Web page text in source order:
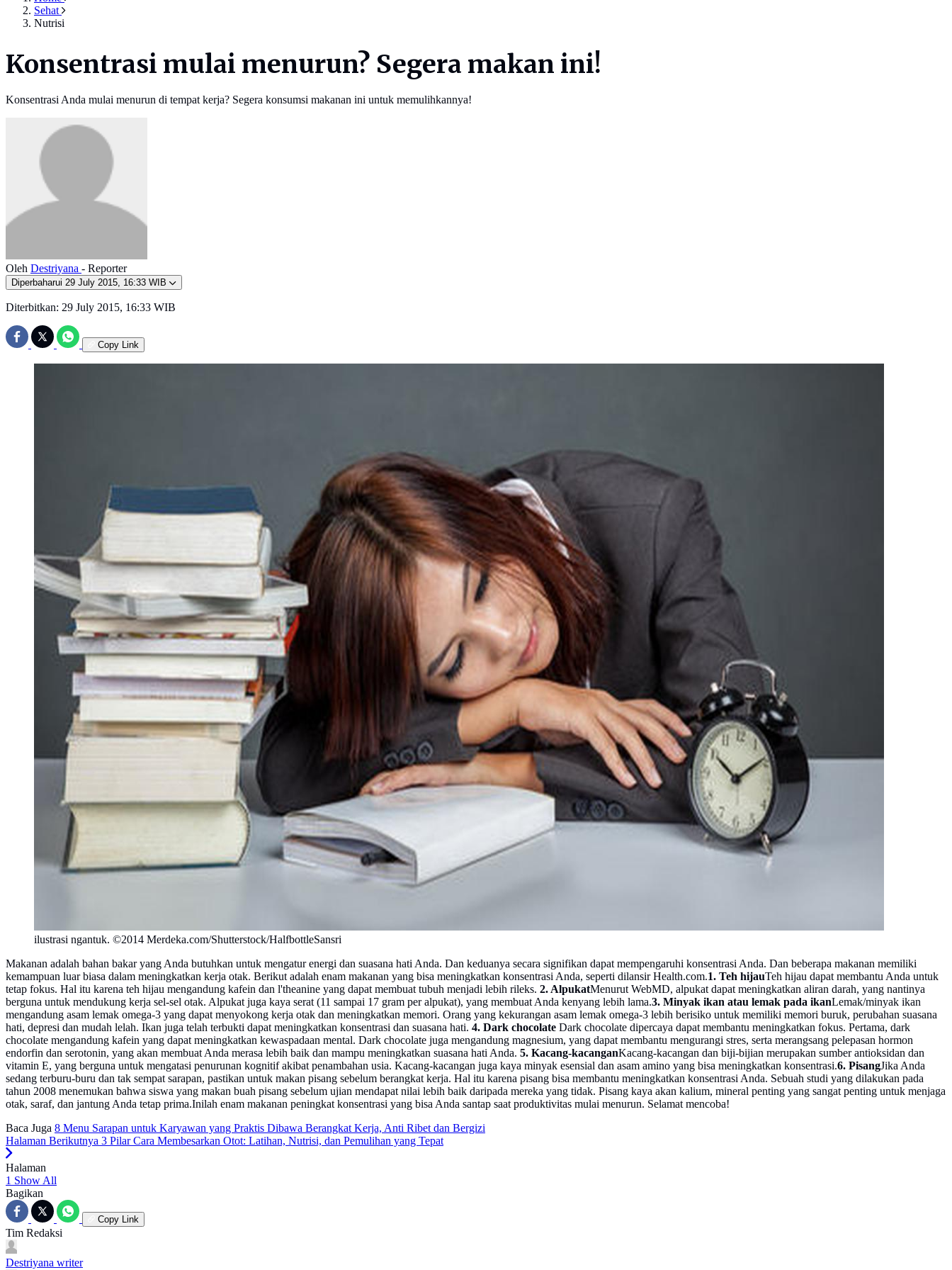
Sehat
Nutrisi
Konsentrasi mulai menurun? Segera makan ini!
Konsentrasi Anda mulai menurun di tempat kerja? Segera konsumsi makanan ini untuk memulihkannya!
Oleh Destriyana - Reporter
Diperbaharui 29 July 2015, 16:33 WIB
Diterbitkan: 29 July 2015, 16:33 WIB
Copy Link
ilustrasi ngantuk. ©2014 Merdeka.com/Shutterstock/HalfbottleSansri
Makanan adalah bahan bakar yang Anda butuhkan untuk mengatur energi dan suasana hati Anda. Dan keduanya secara signifikan dapat mempengaruhi konsentrasi Anda. Dan beberapa makanan memiliki
kemampuan luar biasa dalam meningkatkan kerja otak. Berikut adalah enam makanan yang bisa meningkatkan konsentrasi Anda, seperti dilansir Health.com.1. Teh hijauTeh hijau dapat membantu Anda untuk
tetap fokus. Hal itu karena teh hijau mengandung kafein dan l'theanine yang dapat membuat tubuh menjadi lebih rileks. 2. AlpukatMenurut WebMD, alpukat dapat meningkatkan aliran darah, yang nantinya
berguna untuk mendukung kerja sel-sel otak. Alpukat juga kaya serat (11 sampai 17 gram per alpukat), yang membuat Anda kenyang lebih lama.3. Minyak ikan atau lemak pada ikanLemak/minyak ikan
mengandung asam lemak omega-3 yang dapat menyokong kerja otak dan meningkatkan memori. Orang yang kekurangan asam lemak omega-3 lebih berisiko untuk memiliki memori buruk, perubahan suasana
hati, depresi dan mudah lelah. Ikan juga telah terbukti dapat meningkatkan konsentrasi dan suasana hati. 4. Dark chocolate Dark chocolate dipercaya dapat membantu meningkatkan fokus. Pertama, dark
chocolate mengandung kafein yang dapat meningkatkan kewaspadaan mental. Dark chocolate juga mengandung magnesium, yang dapat membantu mengurangi stres, serta merangsang pelepasan hormon
endorfin dan serotonin, yang akan membuat Anda merasa lebih baik dan mampu meningkatkan suasana hati Anda. 5. Kacang-kacanganKacang-kacangan dan biji-bijian merupakan sumber antioksidan dan
vitamin E, yang berguna untuk mengatasi penurunan kognitif akibat penambahan usia. Kacang-kacangan juga kaya minyak esensial dan asam amino yang bisa meningkatkan konsentrasi.6. PisangJika Anda
sedang terburu-buru dan tak sempat sarapan, pastikan untuk makan pisang sebelum berangkat kerja. Hal itu karena pisang bisa membantu meningkatkan konsentrasi Anda. Sebuah studi yang dilakukan pada
tahun 2008 menemukan bahwa siswa yang makan buah pisang sebelum ujian mendapat nilai lebih baik daripada mereka yang tidak. Pisang kaya akan kalium, mineral penting yang sangat penting untuk menjaga
otak, saraf, dan jantung Anda tetap prima.Inilah enam makanan peningkat konsentrasi yang bisa Anda santap saat produktivitas mulai menurun. Selamat mencoba!
Baca Juga 8 Menu Sarapan untuk Karyawan yang Praktis Dibawa Berangkat Kerja, Anti Ribet dan Bergizi
Halaman Berikutnya 3 Pilar Cara Membesarkan Otot: Latihan, Nutrisi, dan Pemulihan yang Tepat
Halaman
1 Show All
Bagikan
Copy Link
Tim Redaksi
Destriyana writer